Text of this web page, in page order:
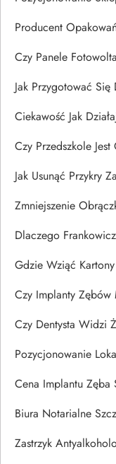
Producent
Czy Panele
Jak Przygotować
Ciekawość Jak
Czy Przedszkole
Jak Usunąć Przykry
Zmniejszenie
Dlaczego
Gdzie Wziąć
Czy Implanty
Czy Dentysta Widzi
Pozycjonowanie
Cena Implantu Zęba
Biura Notarialne
Zastrzyk